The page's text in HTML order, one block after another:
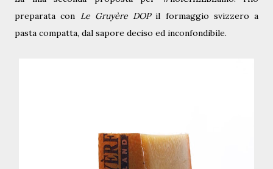
preparata con Le Gruyère DOPil formaggio svizzero a
pasta compatta, dal sapore deciso ed inconfondibile.